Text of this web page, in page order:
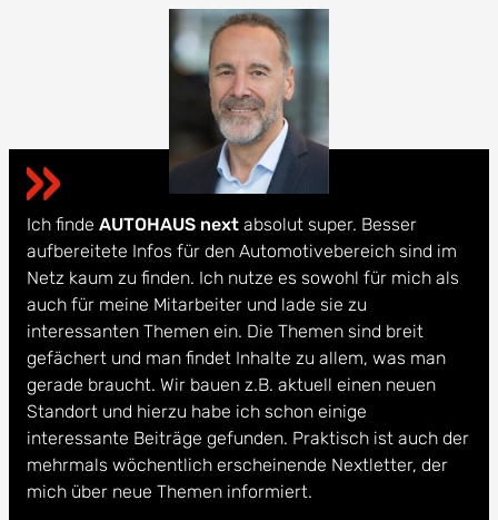
Ich finde AUTOHAUS next absolut super. Besser
aufbereitete Infos für den Automotivebereich sind im
Netz kaum zu finden. Ich nutze es sowohl für mich als
auch für meine Mitarbeiter und lade sie zu
interessanten Themen ein. Die Themen sind breit
gefächert und man findet Inhalte zu allem, was man
gerade braucht. Wir bauen z.B. aktuell einen neuen
Standort und hierzu habe ich schon einige
interessante Beiträge gefunden. Praktisch ist auch der
mehrmals wöchentlich erscheinende Nextletter, der
mich über neue Themen informiert.